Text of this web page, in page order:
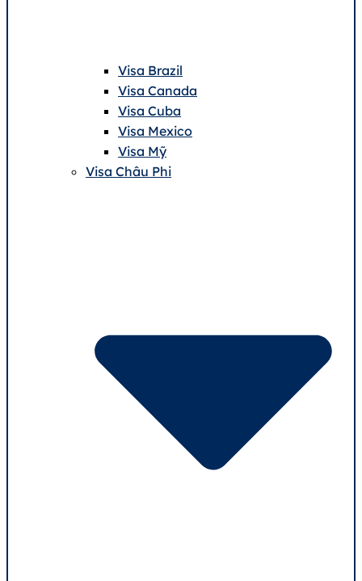
Visa Brazil
Visa Canada
Visa Cuba
Visa Mexico
Visa Mỹ
Visa Châu Phi